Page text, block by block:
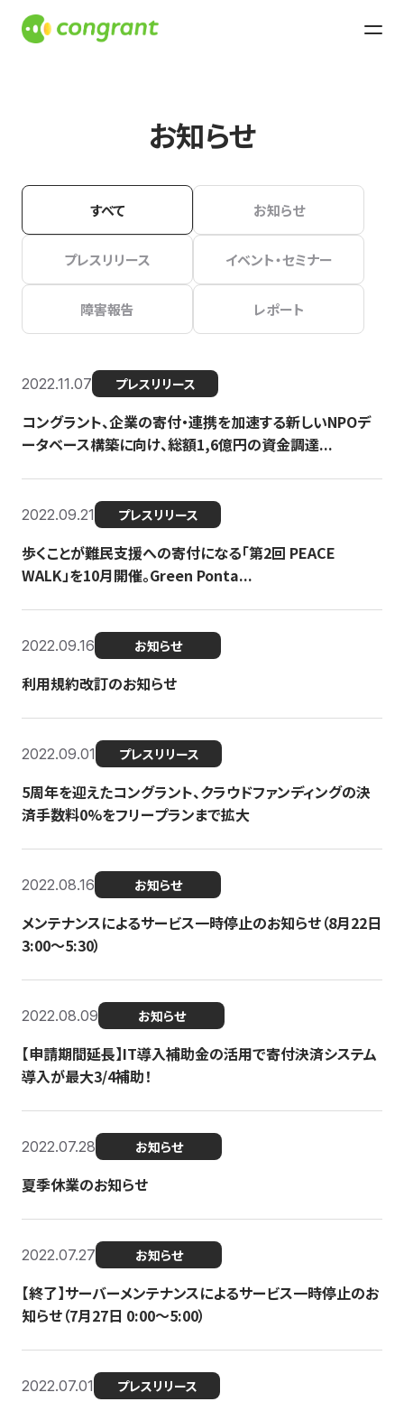
お知らせ
すべて お知らせ
プレスリリース イベント・セミナー
障害報告 レポート
2022.11.07 プレスリリース
コングラント、企業の寄付・連携を加速する新しいNPOデ
ータベース構築に向け、総額1,6億円の資金調達...
2022.09.21 プレスリリース
歩くことが難民支援への寄付になる「第2回 PEACE
WALK」を10月開催。Green Ponta...
2022.09.16 お知らせ
利用規約改訂のお知らせ
2022.09.01 プレスリリース
5周年を迎えたコングラント、クラウドファンディングの決
済手数料0%をフリープランまで拡大
2022.08.16 お知らせ
メンテナンスによるサービス一時停止のお知らせ（8月22日
3:00〜5:30）
2022.08.09 お知らせ
【申請期間延長】IT導入補助金の活用で寄付決済システム
導入が最大3/4補助！
2022.07.28 お知らせ
夏季休業のお知らせ
2022.07.27 お知らせ
【終了】サーバーメンテナンスによるサービス一時停止のお
知らせ（7月27日 0:00〜5:00）
2022.07.01 プレスリリース